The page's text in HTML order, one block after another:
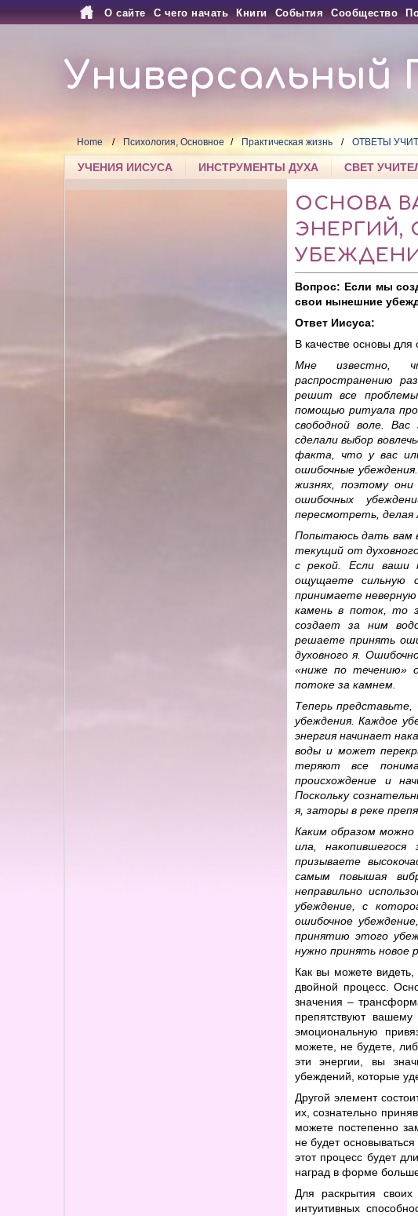
О сайте С чего начать Книги События Сообщество
Универсальный
Home Психология, Основное Практическая жизнь ОТВЕТЫ
УЧЕНИЯ ИИСУСА ИНСТРУМЕНТЫ ДУХА СВЕТ
ОСНОВА
Вопрос: Если мы
свои нынешние
Ответ Иисуса:
В качестве основы для
Мне известно,
распространению
решит все
помощью ритуала
свободной воле.
сделали выбор
факта, что у вас
ошибочные
жизнях, поэтому
ошибочных
пересмотреть, делая
Попытаюсь дать вам
текущий от
с рекой. Если ваши
ощущаете сильную
принимаете
камень в поток, то
создает за ним
решаете принять
духовного я.
«ниже по течению»
потоке за камнем.
Теперь
убеждения. Каждое
энергия начинает
воды и может
теряют все
происхождение и
Поскольку
я, заторы в реке
Каким образом можно
ила,
призываете
самым повышая
неправильно
убеждение, с
ошибочное
принятию этого
нужно принять новое
Как вы можете
двойной процесс.
значения –
препятствуют
эмоциональную
можете, не будете,
эти энергии, вы
убеждений, которые
Другой элемент
их, сознательно
можете постепенно
не будет
этот процесс будет
наград в форме
Для раскрытия
интуитивных